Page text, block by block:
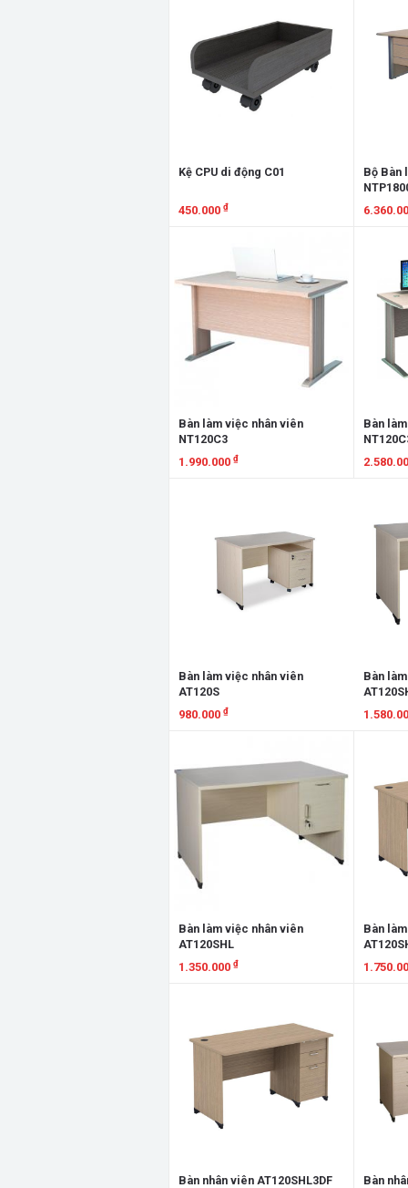
Kệ CPU di động C01
450.000 ₫
Bộ Bàn
Bàn làm việc nhân viên
NT120C3
1.990.000 ₫
Bàn
Bàn làm việc nhân viên
AT120S
980.000 ₫
Bàn
Bàn làm việc nhân viên
AT120SHL
1.350.000 ₫
Bàn
Bàn nhân viên AT120SHL3DF Bàn